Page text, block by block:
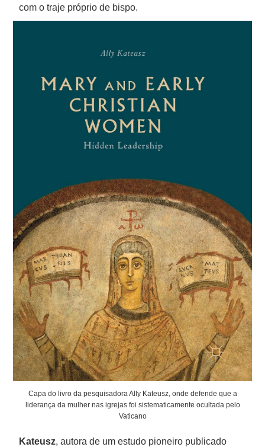
com o traje próprio de bispo.
Capa do livro da pesquisadora Ally Kateusz, onde defende que a
liderança da mulher nas igrejas foi sistematicamente ocultada pelo
Vaticano
Kateusz, autora de um estudo pioneiro publicado